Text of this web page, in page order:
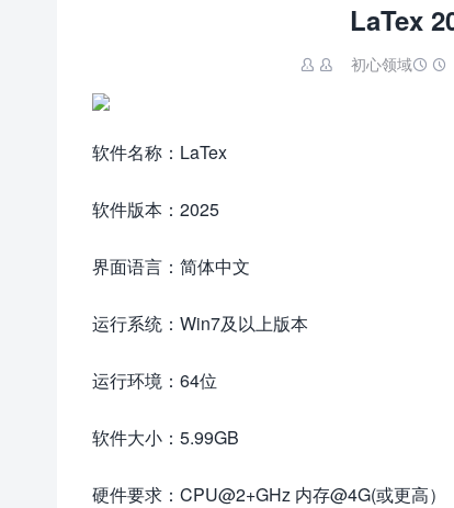
LaTex
 初心领域 
软件名称：LaTex
软件版本：2025
界面语言：简体中文
运行系统：Win7及以上版本
运行环境：64位
软件大小：5.99GB
硬件要求：CPU@2+GHz 内存@4G(或更高）